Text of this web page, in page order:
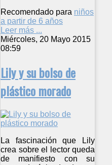
Recomendado para niños
a partir de 6 años
Leer más ...
Miércoles, 20 Mayo 2015
08:59
Lily y su bolso de
plástico morado
La fascinación que Lily
crea sobre el lector queda
de manifiesto con su